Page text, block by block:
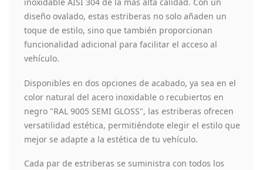
diseño ovalado, estas estriberas no solo añaden un
toque de estilo, sino que también proporcionan
funcionalidad adicional para facilitar el acceso al
vehículo.
Disponibles en dos opciones de acabado, ya sea en el
color natural del acero inoxidable o recubiertos en
negro "RAL 9005 SEMI GLOSS", las estriberas ofrecen
versatilidad estética, permitiéndote elegir el estilo que
mejor se adapte a la estética de tu vehículo.
Cada par de estriberas se suministra con todos los